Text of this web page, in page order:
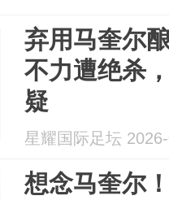
弃用马奎尔
不力遭绝杀
疑
星耀国际足坛
想念马奎尔